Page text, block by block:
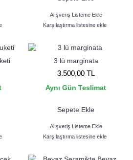
Alışveriş Listeme Ekle
Karşılaştırma listesine ekle
3 lü marginata
3.500,00 TL
Aynı Gün Teslimat
Sepete Ekle
Alışveriş Listeme Ekle
Karşılaştırma listesine ekle